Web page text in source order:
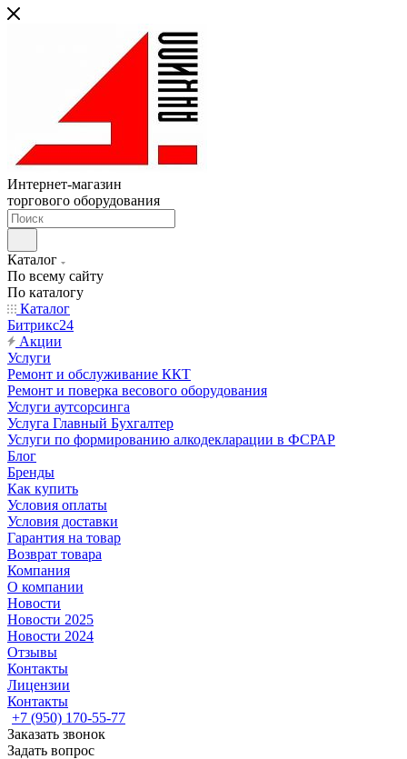
Интернет-магазин
торгового оборудования
Каталог
По всему сайту
По каталогу
Каталог
Битрикс24
Акции
Услуги
Ремонт и обслуживание ККТ
Ремонт и поверка весового оборудования
Услуги аутсорсинга
Услуга Главный Бухгалтер
Услуги по формированию алкодекларации в ФСРАР
Блог
Бренды
Как купить
Условия оплаты
Условия доставки
Гарантия на товар
Возврат товара
Компания
О компании
Новости
Новости 2025
Новости 2024
Отзывы
Контакты
Лицензии
Контакты
+7 (950) 170-55-77
Заказать звонок
Задать вопрос